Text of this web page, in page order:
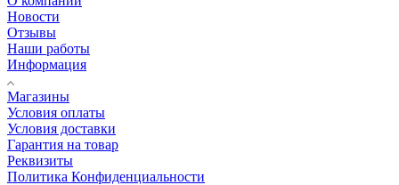
Новости
Отзывы
Наши работы
Информация
Магазины
Условия оплаты
Условия доставки
Гарантия на товар
Реквизиты
Политика Конфиденциальности